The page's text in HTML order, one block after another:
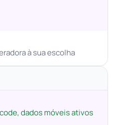
à sua escolha
dados móveis ativos